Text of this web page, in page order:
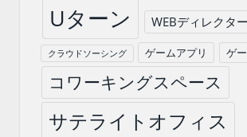
Uターン WEBディレクター
クラウドソーシング ゲームアプリ ゲ
コワーキングスペース
サテライトオフィス